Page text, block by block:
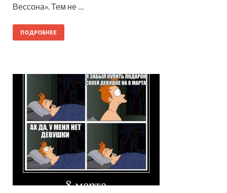
Вессона». Тем не …
ПОДРОБНЕЕ